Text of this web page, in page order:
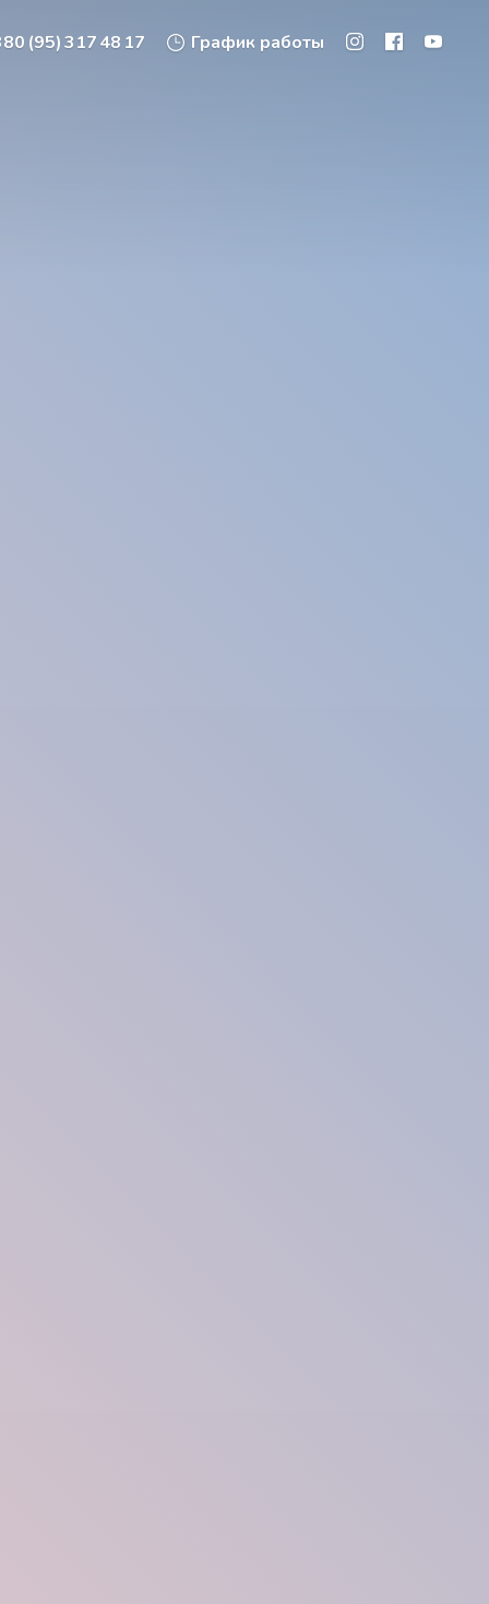
(95) 317 48 17 График работы